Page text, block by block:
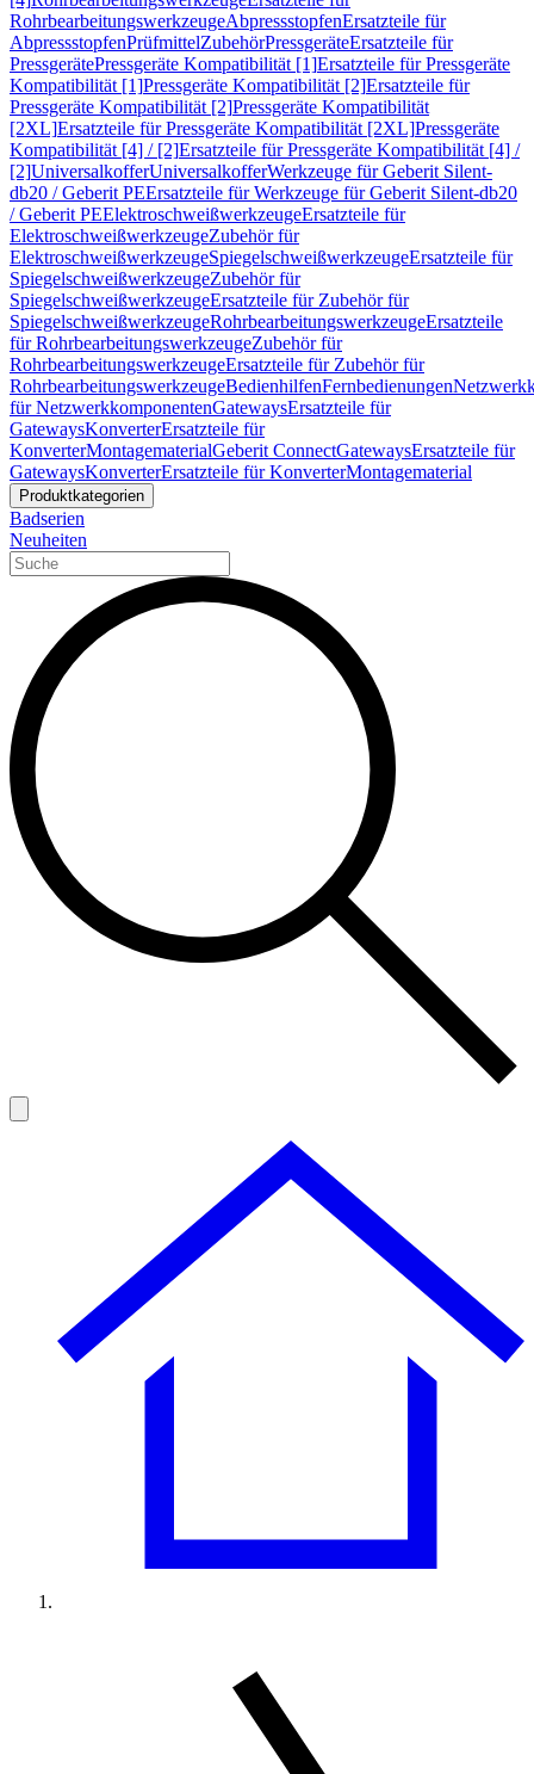
RohrbearbeitungswerkzeugeAbpressstopfenErsatzteile für
AbpressstopfenPrüfmittelZubehörPressgeräteErsatzteile für
PressgerätePressgeräte Kompatibilität [1]Ersatzteile für Pressgeräte
Kompatibilität [1]Pressgeräte Kompatibilität [2]Ersatzteile für
Pressgeräte Kompatibilität [2]Pressgeräte Kompatibilität
[2XL]Ersatzteile für Pressgeräte Kompatibilität [2XL]Pressgeräte
Kompatibilität [4] / [2]Ersatzteile für Pressgeräte Kompatibilität [4] /
[2]UniversalkofferUniversalkofferWerkzeuge für Geberit Silent-
db20 / Geberit PEErsatzteile für Werkzeuge für Geberit Silent-db20
/ Geberit PEElektroschweißwerkzeugeErsatzteile für
ElektroschweißwerkzeugeZubehör für
ElektroschweißwerkzeugeSpiegelschweißwerkzeugeErsatzteile für
SpiegelschweißwerkzeugeZubehör für
SpiegelschweißwerkzeugeErsatzteile für Zubehör für
SpiegelschweißwerkzeugeRohrbearbeitungswerkzeugeErsatzteile
für RohrbearbeitungswerkzeugeZubehör für
RohrbearbeitungswerkzeugeErsatzteile für Zubehör für
RohrbearbeitungswerkzeugeBedienhilfenFernbedienungen
für NetzwerkkomponentenGatewaysErsatzteile für
GatewaysKonverterErsatzteile für
KonverterMontagematerialGeberit ConnectGatewaysErsatzteile für
GatewaysKonverterErsatzteile für KonverterMontagematerial
Produktkategorien
Badserien
Neuheiten